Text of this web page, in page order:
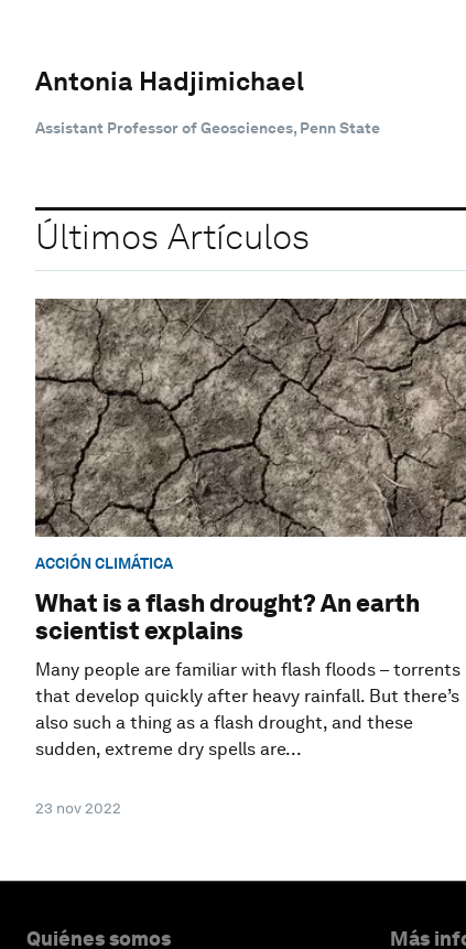
Antonia Hadjimichael
Assistant Professor of Geosciences, Penn State
Últimos Artículos
ACCIÓN CLIMÁTICA
What is a flash drought? An earth
scientist explains
Many people are familiar with flash floods – torrents
that develop quickly after heavy rainfall. But there’s
also such a thing as a flash drought, and these
sudden, extreme dry spells are...
23 nov 2022
Quiénes somos Más